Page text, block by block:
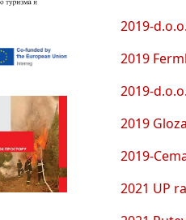
2019-
2019
2019-
2019
2019-
2021 UP